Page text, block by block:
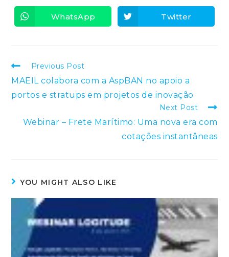
a
new
window
a
new
window
Opens
in
WhatsApp Opens
in
Twitter
Read
articles
Previous Post
MAEIL colabora com a AspBAN no apoio a
portos e stratups em projetos de inovação
Next Post
Webinar – Frete Marítimo: Uma nova era com
cotações instantâneas
YOU MIGHT ALSO LIKE